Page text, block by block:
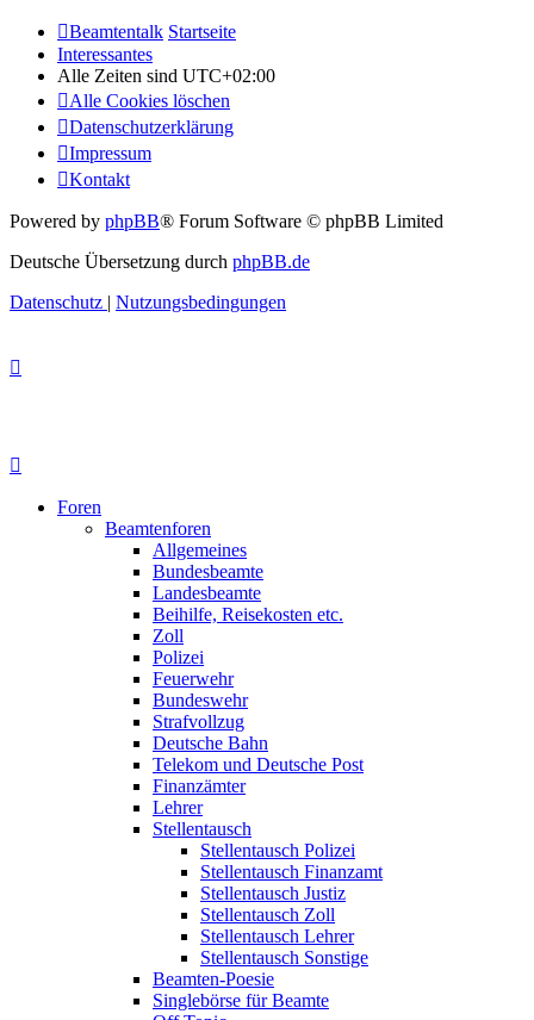
Beamtentalk Startseite
Interessantes
Alle Zeiten sind UTC+02:00
Alle Cookies löschen
Datenschutzerklärung
Impressum
Kontakt
Powered by phpBB® Forum Software © phpBB Limited
Deutsche Übersetzung durch phpBB.de
Datenschutz | Nutzungsbedingungen
Foren
Beamtenforen
Allgemeines
Bundesbeamte
Landesbeamte
Beihilfe, Reisekosten etc.
Zoll
Polizei
Feuerwehr
Bundeswehr
Strafvollzug
Deutsche Bahn
Telekom und Deutsche Post
Finanzämter
Lehrer
Stellentausch
Stellentausch Polizei
Stellentausch Finanzamt
Stellentausch Justiz
Stellentausch Zoll
Stellentausch Lehrer
Stellentausch Sonstige
Beamten-Poesie
Singlebörse für Beamte